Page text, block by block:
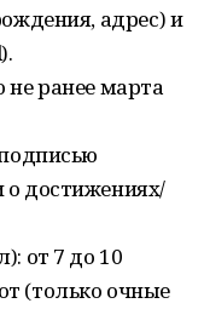
адрес) и
ранее марта
достижениях/
от 7 до 10
(только очные